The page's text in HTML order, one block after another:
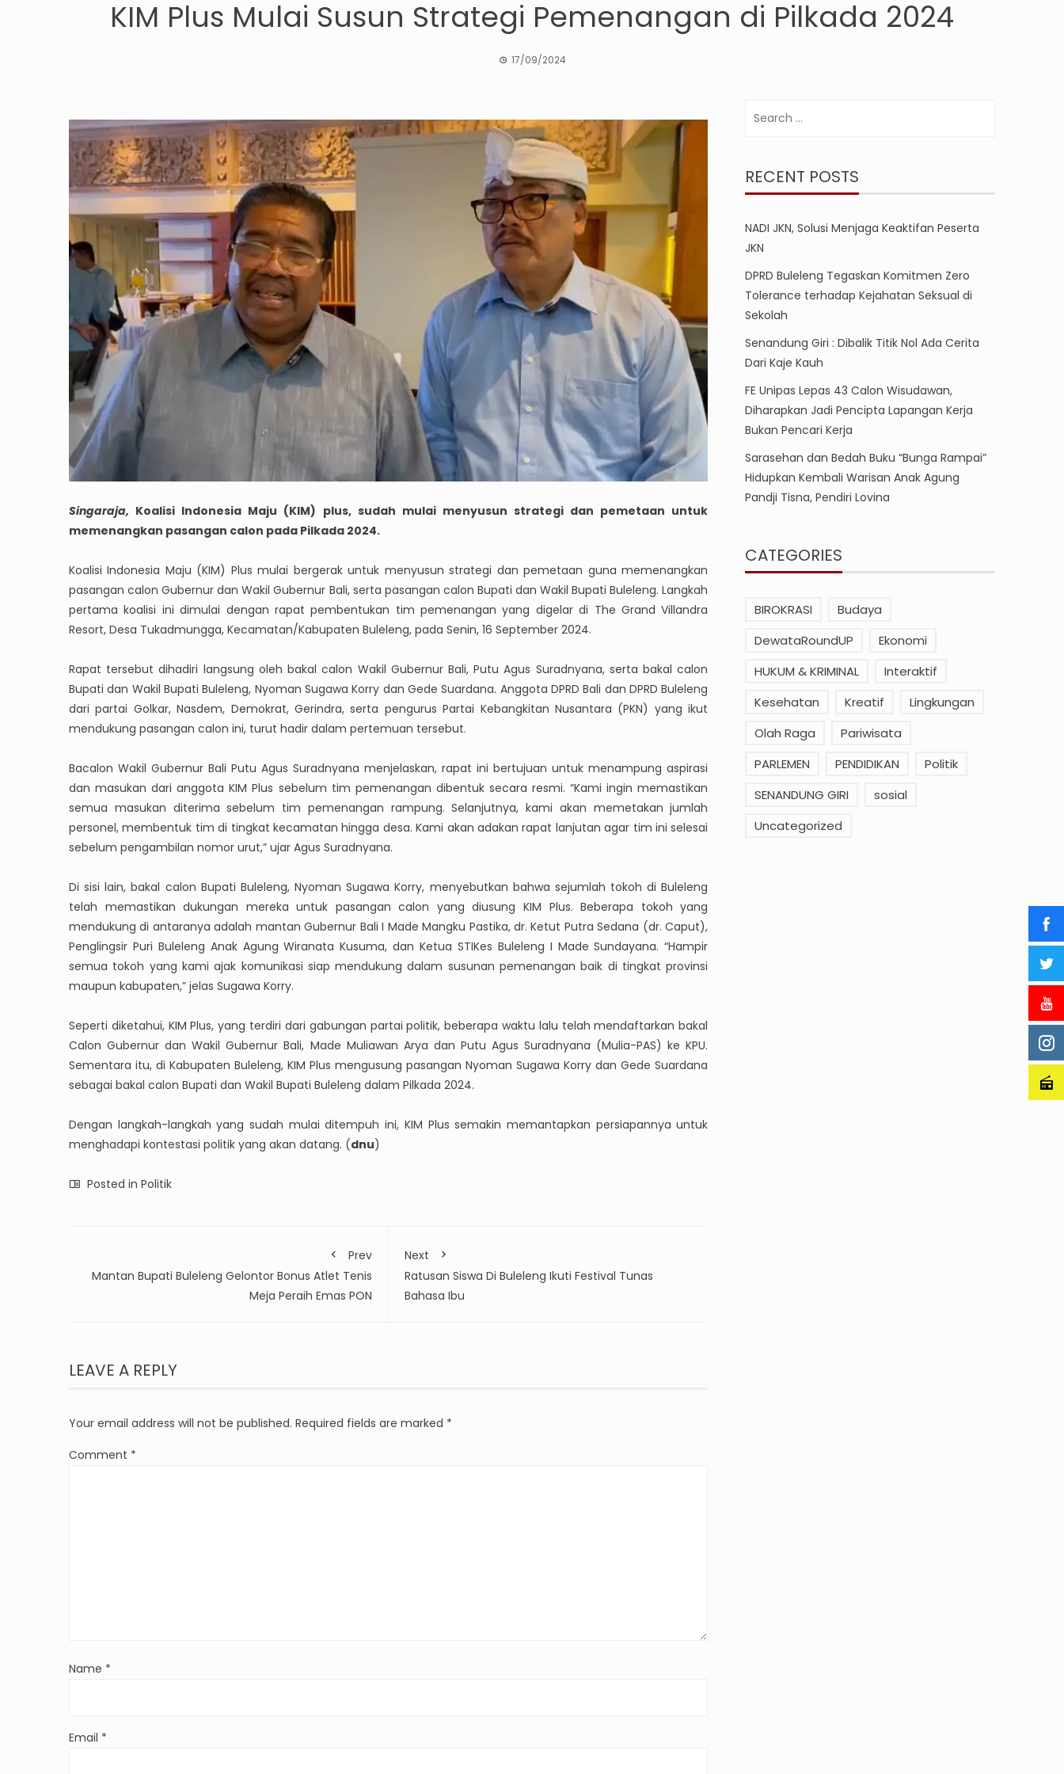
KIM Plus Mulai Susun Strategi Pemenangan di Pilkada 2024
17/09/2024
Singaraja, Koalisi Indonesia Maju (KIM) plus, sudah mulai menyusun strategi dan pemetaan untuk
memenangkan pasangan calon pada Pilkada 2024.
Koalisi Indonesia Maju (KIM) Plus mulai bergerak untuk menyusun strategi dan pemetaan guna memenangkan
pasangan calon Gubernur dan Wakil Gubernur Bali, serta pasangan calon Bupati dan Wakil Bupati Buleleng. Langkah
pertama koalisi ini dimulai dengan rapat pembentukan tim pemenangan yang digelar di The Grand Villandra
Resort, Desa Tukadmungga, Kecamatan/Kabupaten Buleleng, pada Senin, 16 September 2024.
Rapat tersebut dihadiri langsung oleh bakal calon Wakil Gubernur Bali, Putu Agus Suradnyana, serta bakal calon
Bupati dan Wakil Bupati Buleleng, Nyoman Sugawa Korry dan Gede Suardana. Anggota DPRD Bali dan DPRD Buleleng
dari partai Golkar, Nasdem, Demokrat, Gerindra, serta pengurus Partai Kebangkitan Nusantara (PKN) yang ikut
mendukung pasangan calon ini, turut hadir dalam pertemuan tersebut.
Bacalon Wakil Gubernur Bali Putu Agus Suradnyana menjelaskan, rapat ini bertujuan untuk menampung aspirasi
dan masukan dari anggota KIM Plus sebelum tim pemenangan dibentuk secara resmi. “Kami ingin memastikan
semua masukan diterima sebelum tim pemenangan rampung. Selanjutnya, kami akan memetakan jumlah
personel, membentuk tim di tingkat kecamatan hingga desa. Kami akan adakan rapat lanjutan agar tim ini selesai
sebelum pengambilan nomor urut,” ujar Agus Suradnyana.
Di sisi lain, bakal calon Bupati Buleleng, Nyoman Sugawa Korry, menyebutkan bahwa sejumlah tokoh di Buleleng
telah memastikan dukungan mereka untuk pasangan calon yang diusung KIM Plus. Beberapa tokoh yang
mendukung di antaranya adalah mantan Gubernur Bali I Made Mangku Pastika, dr. Ketut Putra Sedana (dr. Caput),
Penglingsir Puri Buleleng Anak Agung Wiranata Kusuma, dan Ketua STIKes Buleleng I Made Sundayana. “Hampir
semua tokoh yang kami ajak komunikasi siap mendukung dalam susunan pemenangan baik di tingkat provinsi
maupun kabupaten,” jelas Sugawa Korry.
Seperti diketahui, KIM Plus, yang terdiri dari gabungan partai politik, beberapa waktu lalu telah mendaftarkan bakal
Calon Gubernur dan Wakil Gubernur Bali, Made Muliawan Arya dan Putu Agus Suradnyana (Mulia-PAS) ke KPU.
Sementara itu, di Kabupaten Buleleng, KIM Plus mengusung pasangan Nyoman Sugawa Korry dan Gede Suardana
sebagai bakal calon Bupati dan Wakil Bupati Buleleng dalam Pilkada 2024.
Dengan langkah-langkah yang sudah mulai ditempuh ini, KIM Plus semakin memantapkan persiapannya untuk
menghadapi kontestasi politik yang akan datang. (dnu)
Posted in Politik
Prev
Mantan Bupati Buleleng Gelontor Bonus Atlet Tenis
Meja Peraih Emas PON
Next
Ratusan Siswa Di Buleleng Ikuti Festival Tunas
Bahasa Ibu
LEAVE A REPLY
Your email address will not be published. Required fields are marked *
Comment *
Name *
Email *
RECENT POSTS
NADI JKN, Solusi Menjaga Keaktifan Peserta
JKN
DPRD Buleleng Tegaskan Komitmen Zero
Tolerance terhadap Kejahatan Seksual di
Sekolah
Senandung Giri : Dibalik Titik Nol Ada Cerita
Dari Kaje Kauh
FE Unipas Lepas 43 Calon Wisudawan,
Diharapkan Jadi Pencipta Lapangan Kerja
Bukan Pencari Kerja
Sarasehan dan Bedah Buku “Bunga Rampai”
Hidupkan Kembali Warisan Anak Agung
Pandji Tisna, Pendiri Lovina
CATEGORIES
BIROKRASI
Budaya
DewataRoundUP
Ekonomi
HUKUM & KRIMINAL
Interaktif
Kesehatan
Kreatif
Lingkungan
Olah Raga
Pariwisata
PARLEMEN
PENDIDIKAN
Politik
SENANDUNG GIRI
sosial
Uncategorized